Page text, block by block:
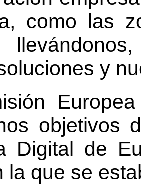
como las
y
objetivos
Digital de
la que se